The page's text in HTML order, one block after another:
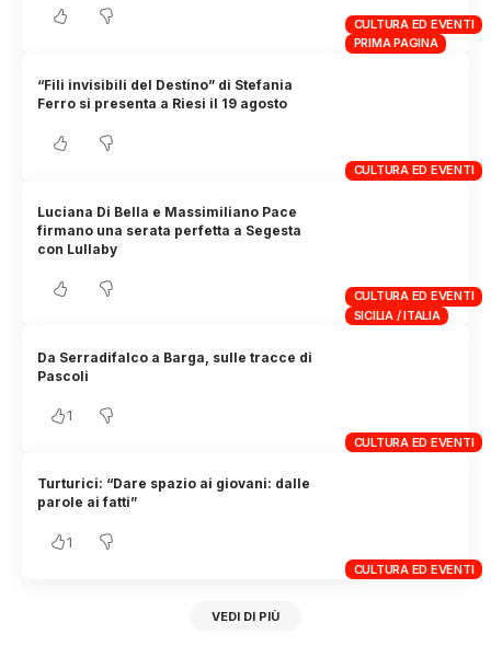
CULTURA ED EVENTI
PRIMA PAGINA
CULTURA ED EVENTI
“Fili invisibili del Destino” di Stefania
Ferro si presenta a Riesi il 19 agosto
CULTURA ED EVENTI
SICILIA / ITALIA
Luciana Di Bella e Massimiliano Pace
firmano una serata perfetta a Segesta
con Lullaby
CULTURA ED EVENTI
Da Serradifalco a Barga, sulle tracce di
Pascoli
1
CULTURA ED EVENTI
Turturici: “Dare spazio ai giovani: dalle
parole ai fatti”
1
VEDI DI PIÙ